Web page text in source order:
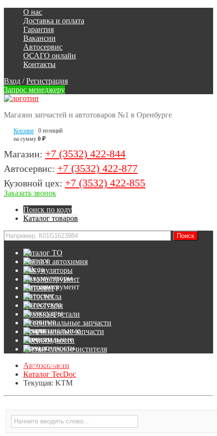
О нас
Доставка и оплата
Гарантия
Вакансии
Автосервис
ОСАГО онлайн
Контакты
Вход / Регистрация
Запрос менеджеру
Магазин запчастей и автотоваров №1 в Оренбурге
Корзина
0 позиций
на сумму 0 ₽
Магазин: +7 (3532) 422-844
Автосервис: +7 (3532) 422-877
Кузовной цех: +7 (3532) 422-855
Заказать звонок
Поиск по коду
Каталог товаров
Каталог ТО
Масла и автохимия
Аккумуляторы
Автоинструмент
Автосвет
Автостекла
Аксессуары
Кузовные детали
Неоригинальные запчасти
Оригинальные запчасти
Спец.жидкости
Щетки стеклоочистителя
Автозапчасти
Каталог TecDoc
Текущая: KTM